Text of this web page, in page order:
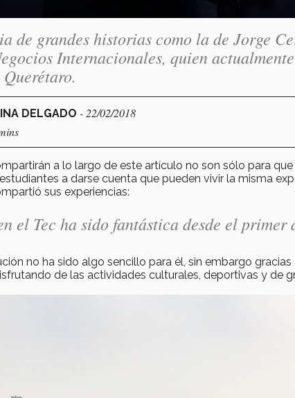
de grandes historias como la de Jorge
Internacionales, quien
DELGADO - 22/02/2018
a lo largo de este artículo no son sólo para
a darse cuenta que pueden vivir la misma
sus experiencias:
el Tec ha sido fantástica desde el primer
no ha sido algo sencillo para él, sin embargo
de las actividades culturales, deportivas y de